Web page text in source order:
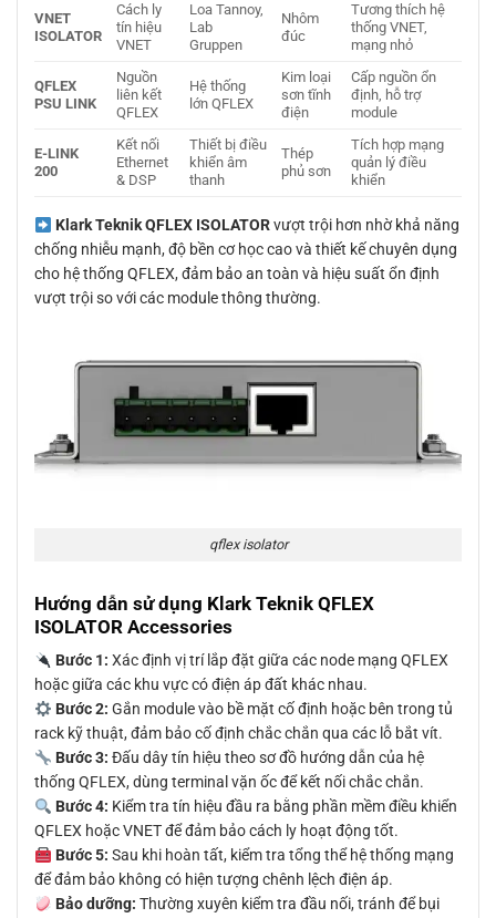
VNET
ISOLATOR
Cách ly
tín hiệu
VNET
Loa Tannoy,
Lab
Gruppen
Nhôm
đúc
Tương thích hệ
thống VNET,
mạng nhỏ
QFLEX
PSU LINK
Nguồn
liên kết
QFLEX
Hệ thống
lớn QFLEX
Kim loại
sơn tĩnh
điện
Cấp nguồn ổn
định, hỗ trợ
module
E-LINK
200
Kết nối
Ethernet
& DSP
Thiết bị điều
khiển âm
thanh
Thép
phủ sơn
Tích hợp mạng
quản lý điều
khiển
Klark Teknik QFLEX ISOLATORvượt trội hơn nhờ khả năng
chống nhiễu mạnh, độ bền cơ học cao và thiết kế chuyên dụng
cho hệ thống QFLEX, đảm bảo an toàn và hiệu suất ổn định
vượt trội so với các module thông thường.
qflex isolator
Hướng dẫn sử dụng Klark Teknik QFLEX
ISOLATOR Accessories
Bước 1: Xác định vị trí lắp đặt giữa các node mạng QFLEX
hoặc giữa các khu vực có điện áp đất khác nhau.
Bước 2: Gắn module vào bề mặt cố định hoặc bên trong tủ
rack kỹ thuật, đảm bảo cố định chắc chắn qua các lỗ bắt vít.
Bước 3: Đấu dây tín hiệu theo sơ đồ hướng dẫn của hệ
thống QFLEX, dùng terminal vặn ốc để kết nối chắc chắn.
Bước 4: Kiểm tra tín hiệu đầu ra bằng phần mềm điều khiển
QFLEX hoặc VNET để đảm bảo cách ly hoạt động tốt.
Bước 5: Sau khi hoàn tất, kiểm tra tổng thể hệ thống mạng
để đảm bảo không có hiện tượng chênh lệch điện áp.
Bảo dưỡng: Thường xuyên kiểm tra đầu nối, tránh để bụi